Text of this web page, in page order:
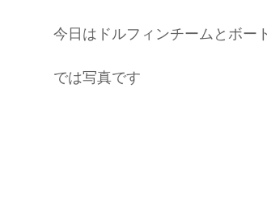
今日はドルフィンチームとボー
では写真です